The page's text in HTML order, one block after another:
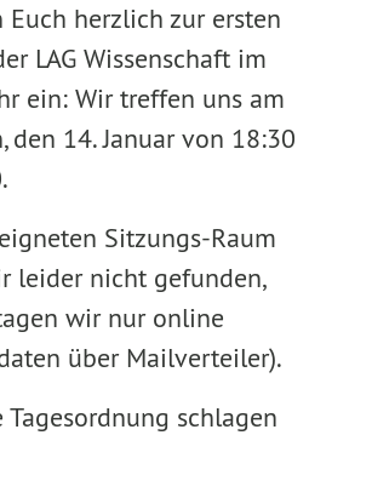
herzlich zur ersten
LAG Wissenschaft im
ein: Wir treffen uns am
den 14. Januar von 18:30
Sitzungs-Raum
leider nicht gefunden,
wir nur online
über Mailverteiler).
Tagesordnung schlagen